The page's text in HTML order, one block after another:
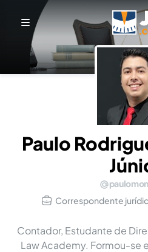
Paulo
Correspondente
Contador, Estudante de
Law Academy. Formou-se